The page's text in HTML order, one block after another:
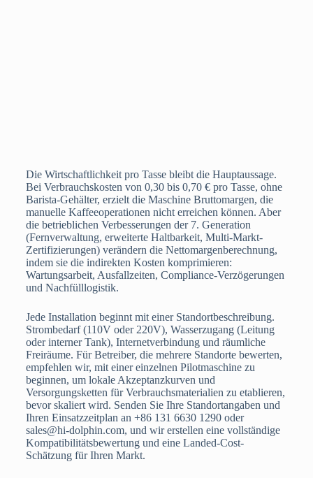
Die Wirtschaftlichkeit pro Tasse bleibt die Hauptaussage.
Bei Verbrauchskosten von 0,30 bis 0,70 € pro Tasse, ohne
Barista-Gehälter, erzielt die Maschine Bruttomargen, die
manuelle Kaffeeoperationen nicht erreichen können. Aber
die betrieblichen Verbesserungen der 7. Generation
(Fernverwaltung, erweiterte Haltbarkeit, Multi-Markt-
Zertifizierungen) verändern die Nettomargenberechnung,
indem sie die indirekten Kosten komprimieren:
Wartungsarbeit, Ausfallzeiten, Compliance-Verzögerungen
und Nachfülllogistik.
Jede Installation beginnt mit einer Standortbeschreibung.
Strombedarf (110V oder 220V), Wasserzugang (Leitung
oder interner Tank), Internetverbindung und räumliche
Freiräume. Für Betreiber, die mehrere Standorte bewerten,
empfehlen wir, mit einer einzelnen Pilotmaschine zu
beginnen, um lokale Akzeptanzkurven und
Versorgungsketten für Verbrauchsmaterialien zu etablieren,
bevor skaliert wird. Senden Sie Ihre Standortangaben und
Ihren Einsatzzeitplan an +86 131 6630 1290 oder
sales@hi-dolphin.com, und wir erstellen eine vollständige
Kompatibilitätsbewertung und eine Landed-Cost-
Schätzung für Ihren Markt.